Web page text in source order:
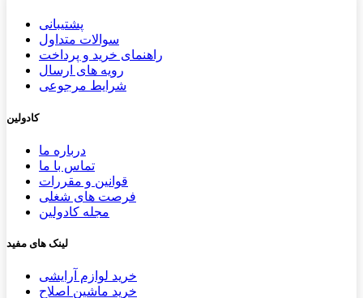
پشتیب​​انی
سوالات متداول
راهنمای خرید و پرداخت
رویه های ارسال
شرایط مرجوعی
کادولین
درباره ما
تماس با ما
قوانین و مقررات
فرصت های شغلی
مجله کادولین
لینک های مفید
خرید لوازم آرایشی
خرید ماشین اصلاح